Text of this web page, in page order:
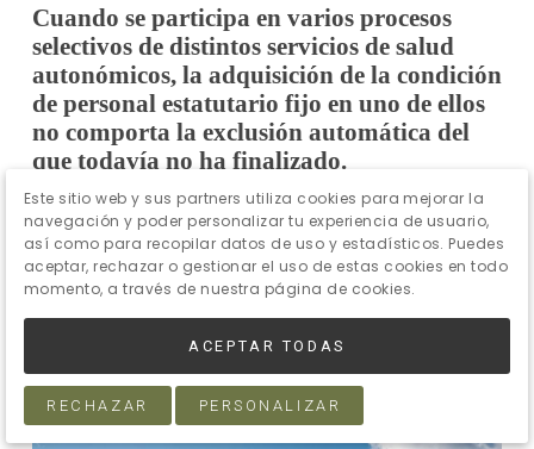
Cuando se participa en varios procesos
selectivos de distintos servicios de salud
autonómicos, la adquisición de la condición
de personal estatutario fijo en uno de ellos
no comporta la exclusión automática del
que todavía no ha finalizado.
Noticias
derecho de acceso al empleo público.
Especialidades en el régimen estatutario.
Este sitio web y sus partners utiliza cookies para mejorar la
navegación y poder personalizar tu experiencia de usuario,
así como para recopilar datos de uso y estadísticos. Puedes
aceptar, rechazar o gestionar el uso de estas cookies en todo
momento, a través de nuestra página de cookies.
ACEPTAR TODAS
RECHAZAR PERSONALIZAR